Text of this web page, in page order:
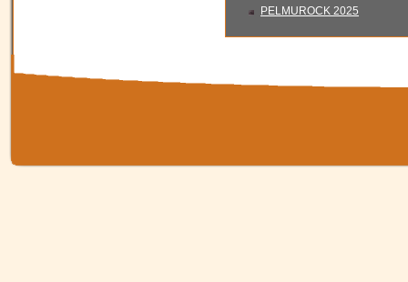
PELMUROCK 2025